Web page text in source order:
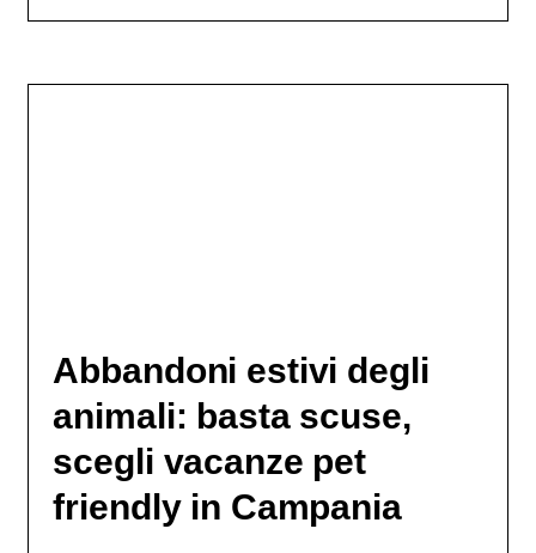
Abbandoni estivi degli
animali: basta scuse,
scegli vacanze pet
friendly in Campania